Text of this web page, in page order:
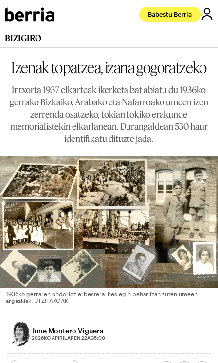
Babestu Berria
BIZIGIRO
Izenak topatzea, izana gogoratzeko
Intxorta 1937 elkarteak ikerketa bat abiatu du 1936ko
gerrako Bizkaiko, Arabako eta Nafarroako umeen izen
zerrenda osatzeko, tokian tokiko erakunde
memorialistekin elkarlanean. Durangaldean 530 haur
identifikatu dituzte jada.
1936ko gerraren ondorioz erbestera ihes egin behar izan zuten umeen
argazkiak. UTZITAKOAK
June Montero Viguera
2026KO APIRILAREN 22A05:00